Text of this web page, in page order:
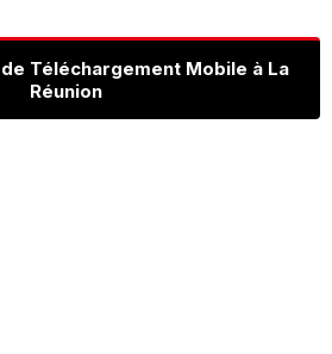
Téléchargement Mobile à La
Réunion